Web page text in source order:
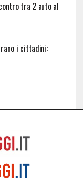
tra 2 auto al
i cittadini: